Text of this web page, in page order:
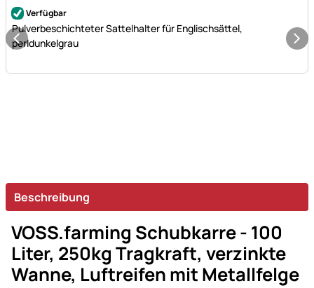
Noch keine Bewertungen abgegeben
Verfügbar
Pulverbeschichteter Sattelhalter für Englischsättel,
perldunkelgrau
Beschreibung
VOSS.farming Schubkarre - 100
Liter, 250kg Tragkraft, verzinkte
Wanne, Luftreifen mit Metallfelge